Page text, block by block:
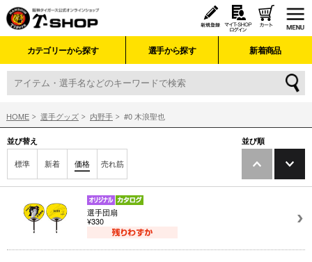
カテゴリーから探す 選手から探す 新着商品
HOME 選手グッズ 内野手 #0 木浪聖也
並び替え
標準 新着 価格 売れ筋
並び順
選手団扇
¥330